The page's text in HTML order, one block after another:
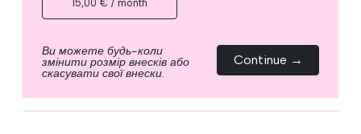
15,00 € / month
Ви можете будь-коли
змінити розмір внесків або
скасувати свої внески.
Continue →